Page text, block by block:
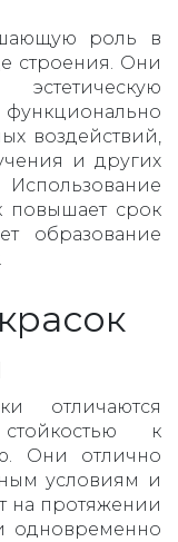
роль в
строения. Они
воздействий,
и других
повышает срок
образование
отличаются
к
Они отлично
условиям и
на протяжении
одновременно